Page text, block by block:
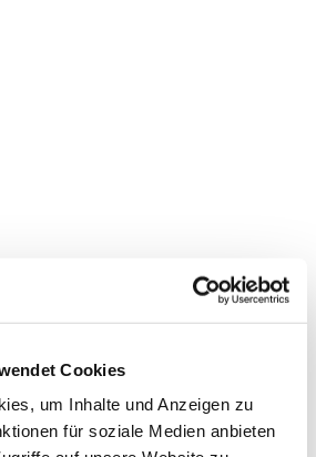
Cookies
um Inhalte und Anzeigen zu
für soziale Medien anbieten